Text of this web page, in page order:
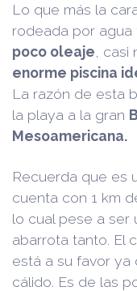
Lo que más la
rodeada por agua
poco oleaje ,
enorme piscina
La razón de esta
la playa a la gran
Mesoamericana.
Recuerda que es
cuenta con 1 km
lo cual pese a ser
abarrota tanto. El
está a su favor
cálido. Es de las